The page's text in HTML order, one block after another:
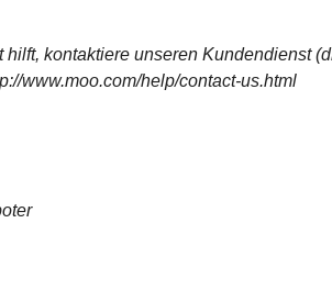
hilft, kontaktiere unseren Kundendienst
www.moo.com/help/contact-us.html